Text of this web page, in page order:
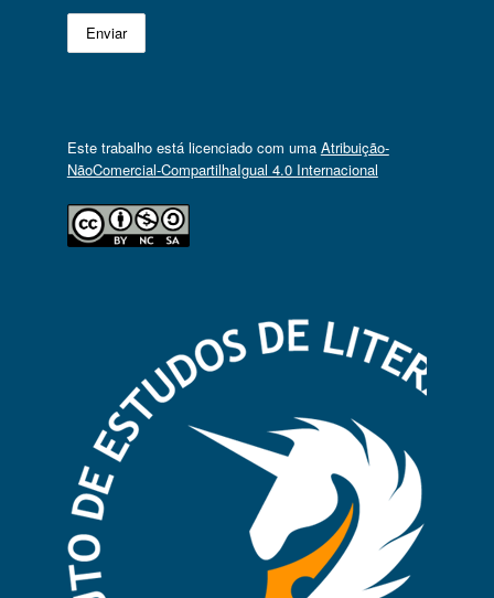
Este trabalho está licenciado com uma Atribuição-
NãoComercial-CompartilhaIgual 4.0 Internacional